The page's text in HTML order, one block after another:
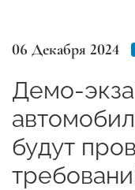
06 Декабря 2024
Демо-
будут